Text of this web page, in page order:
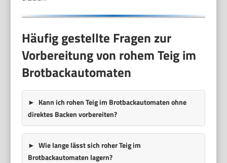
Häufig gestellte Fragen zur
Vorbereitung von rohem Teig im
Brotbackautomaten
Kann ich rohen Teig im Brotbackautomaten ohne
direktes Backen vorbereiten?
Wie lange lässt sich roher Teig im
Brotbackautomaten lagern?